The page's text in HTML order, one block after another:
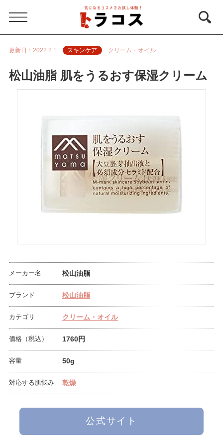
更新日： 2022.2.1 スキンケア クリーム・オイル
松山油脂 肌をうるおす保湿クリーム
メーカー名 松山油脂
ブランド 松山油脂
カテゴリ クリーム・オイル
価格（税込） 1760円
容量 50g
対応する肌悩み 乾燥
公式サイト